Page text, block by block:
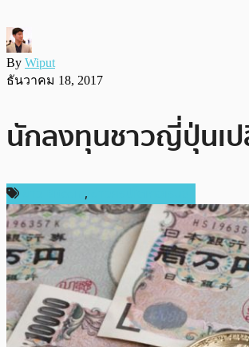
By Wiput
ธันวาคม 18, 2017
นักลงทุนชาวญี่ปุ่นเป
,